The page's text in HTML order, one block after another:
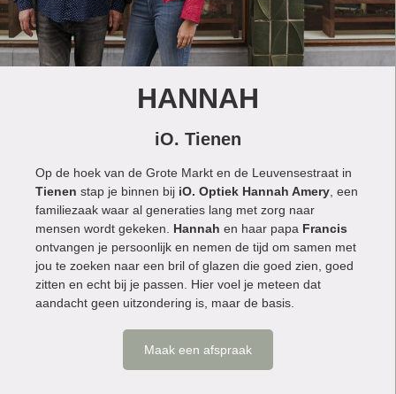
HANNAH
iO. Tienen
Op de hoek van de Grote Markt en de Leuvensestraat in
Tienen stap je binnen bij iO. Optiek Hannah Amery, een
familiezaak waar al generaties lang met zorg naar
mensen wordt gekeken. Hannah en haar papa Francis
ontvangen je persoonlijk en nemen de tijd om samen met
jou te zoeken naar een bril of glazen die goed zien, goed
zitten en echt bij je passen. Hier voel je meteen dat
aandacht geen uitzondering is, maar de basis.
Maak een afspraak